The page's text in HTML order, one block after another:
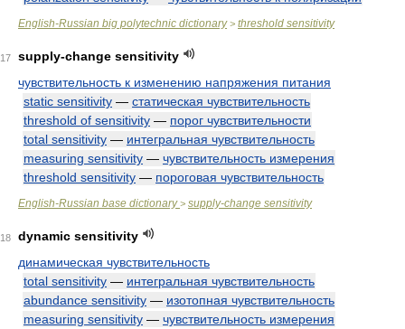
English-Russian big polytechnic dictionary> threshold sensitivity
17
supply-change sensitivity
чувствительность к изменению напряжения питания
static sensitivity — статическая чувствительность
threshold of sensitivity — порог чувствительности
total sensitivity — интегральная чувствительность
measuring sensitivity — чувствительность измерения
threshold sensitivity — пороговая чувствительность
English-Russian base dictionary> supply-change sensitivity
18
dynamic sensitivity
динамическая чувствительность
total sensitivity — интегральная чувствительность
abundance sensitivity — изотопная чувствительность
measuring sensitivity — чувствительность измерения